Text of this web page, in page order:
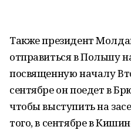
Также президент
отправиться в Польшу
посвященную началу
сентябре он поедет в
чтобы выступить на
того, в сентябре в